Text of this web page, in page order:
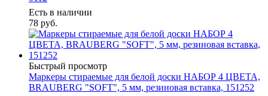
Есть в наличии
78 руб.
Быстрый просмотр
Маркеры стираемые для белой доски НАБОР 4 ЦВЕТА,
BRAUBERG "SOFT", 5 мм, резиновая вставка, 151252